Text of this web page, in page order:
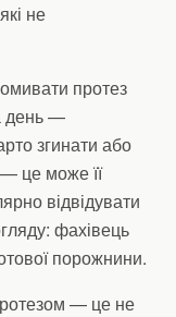
не
протез
день —
згинати або
це може її
відвідувати
фахівець
порожнини.
— це не